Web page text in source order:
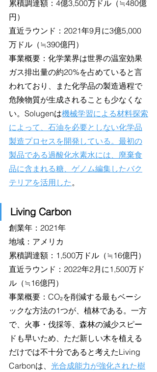
累積調達額：4億3,500万ドル（≒480億
円）
直近ラウンド：2021年9月に3億5,000
万ドル（≒390億円）
事業概要：化学業界は世界の温室効果
ガス排出量の約20%を占めていると言
われており、また化学品の製造過程で
危険物質が生成されることも少なくな
い。Solugenは機械学習による材料探索
によって、石油を必要としない化学品
製造プロセスを開発している。最初の
製品である過酸化水素水には、廃棄食
品に含まれる糖、ゲノム編集したバク
テリアを活用した。
Living Carbon
創業年：2021年
地域：アメリカ
累積調達額：1,500万ドル（≒16億円）
直近ラウンド：2022年2月に1,500万ド
ル（≒16億円）
事業概要：CO₂を削減する最もベーシ
ックな方法の1つが、植林である。一方
で、火事・伐採等、森林の減少スピー
ドも早いため、ただ新しい木を植える
だけでは不十分であると考えたLiving
Carbonは、 光合成能力が強化された樹